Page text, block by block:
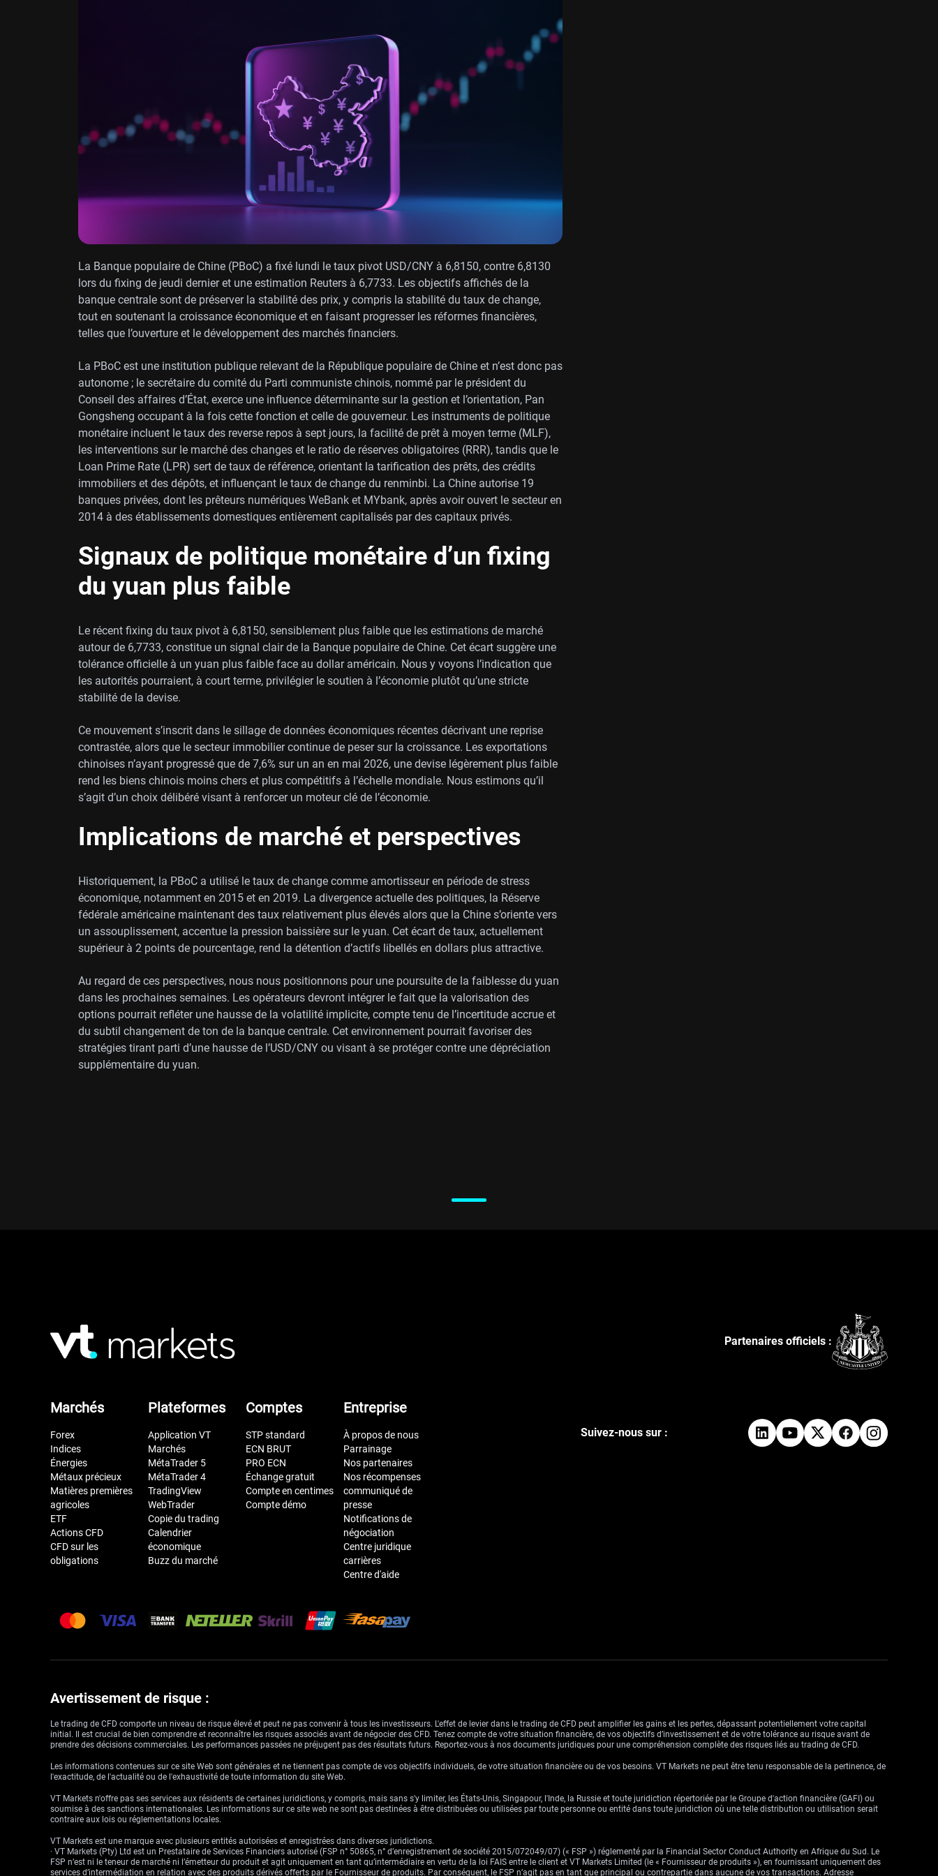
La Banque populaire de Chine (PBoC) a fixé lundi le taux pivot USD/CNY à 6,8150, contre 6,8130
lors du fixing de jeudi dernier et une estimation Reuters à 6,7733. Les objectifs affichés de la
banque centrale sont de préserver la stabilité des prix, y compris la stabilité du taux de change,
tout en soutenant la croissance économique et en faisant progresser les réformes financières,
telles que l’ouverture et le développement des marchés financiers.
La PBoC est une institution publique relevant de la République populaire de Chine et n’est donc pas
autonome ; le secrétaire du comité du Parti communiste chinois, nommé par le président du
Conseil des affaires d’État, exerce une influence déterminante sur la gestion et l’orientation, Pan
Gongsheng occupant à la fois cette fonction et celle de gouverneur. Les instruments de politique
monétaire incluent le taux des reverse repos à sept jours, la facilité de prêt à moyen terme (MLF),
les interventions sur le marché des changes et le ratio de réserves obligatoires (RRR), tandis que le
Loan Prime Rate (LPR) sert de taux de référence, orientant la tarification des prêts, des crédits
immobiliers et des dépôts, et influençant le taux de change du renminbi. La Chine autorise 19
banques privées, dont les prêteurs numériques WeBank et MYbank, après avoir ouvert le secteur en
2014 à des établissements domestiques entièrement capitalisés par des capitaux privés.
Signaux de politique monétaire d’un fixing
du yuan plus faible
Le récent fixing du taux pivot à 6,8150, sensiblement plus faible que les estimations de marché
autour de 6,7733, constitue un signal clair de la Banque populaire de Chine. Cet écart suggère une
tolérance officielle à un yuan plus faible face au dollar américain. Nous y voyons l’indication que
les autorités pourraient, à court terme, privilégier le soutien à l’économie plutôt qu’une stricte
stabilité de la devise.
Ce mouvement s’inscrit dans le sillage de données économiques récentes décrivant une reprise
contrastée, alors que le secteur immobilier continue de peser sur la croissance. Les exportations
chinoises n’ayant progressé que de 7,6% sur un an en mai 2026, une devise légèrement plus faible
rend les biens chinois moins chers et plus compétitifs à l’échelle mondiale. Nous estimons qu’il
s’agit d’un choix délibéré visant à renforcer un moteur clé de l’économie.
Implications de marché et perspectives
Historiquement, la PBoC a utilisé le taux de change comme amortisseur en période de stress
économique, notamment en 2015 et en 2019. La divergence actuelle des politiques, la Réserve
fédérale américaine maintenant des taux relativement plus élevés alors que la Chine s’oriente vers
un assouplissement, accentue la pression baissière sur le yuan. Cet écart de taux, actuellement
supérieur à 2 points de pourcentage, rend la détention d’actifs libellés en dollars plus attractive.
Au regard de ces perspectives, nous nous positionnons pour une poursuite de la faiblesse du yuan
dans les prochaines semaines. Les opérateurs devront intégrer le fait que la valorisation des
options pourrait refléter une hausse de la volatilité implicite, compte tenu de l’incertitude accrue et
du subtil changement de ton de la banque centrale. Cet environnement pourrait favoriser des
stratégies tirant parti d’une hausse de l’USD/CNY ou visant à se protéger contre une dépréciation
supplémentaire du yuan.
Partenaires officiels :
Marchés
Forex
Indices
Énergies
Métaux précieux
Matières premières
agricoles
ETF
Actions CFD
CFD sur les
obligations
Plateformes
Application VT
Marchés
MétaTrader 5
MétaTrader 4
TradingView
WebTrader
Copie du trading
Calendrier
économique
Buzz du marché
Comptes
STP standard
ECN BRUT
PRO ECN
Échange gratuit
Compte en centimes
Compte démo
Entreprise
À propos de nous
Parrainage
Nos partenaires
Nos récompenses
communiqué de
presse
Notifications de
négociation
Centre juridique
carrières
Centre d'aide
Suivez-nous sur :
Avertissement de risque :
Le trading de CFD comporte un niveau de risque élevé et peut ne pas convenir à tous les investisseurs. L'effet de levier dans le trading de CFD peut amplifier les gains et les pertes, dépassant potentiellement votre capital
initial. Il est crucial de bien comprendre et reconnaître les risques associés avant de négocier des CFD. Tenez compte de votre situation financière, de vos objectifs d’investissement et de votre tolérance au risque avant de
prendre des décisions commerciales. Les performances passées ne préjugent pas des résultats futurs. Reportez-vous à nos documents juridiques pour une compréhension complète des risques liés au trading de CFD.
Les informations contenues sur ce site Web sont générales et ne tiennent pas compte de vos objectifs individuels, de votre situation financière ou de vos besoins. VT Markets ne peut être tenu responsable de la pertinence, de
l'exactitude, de l'actualité ou de l'exhaustivité de toute information du site Web.
VT Markets n'offre pas ses services aux résidents de certaines juridictions, y compris, mais sans s'y limiter, les États-Unis, Singapour, l'Inde, la Russie et toute juridiction répertoriée par le Groupe d'action financière (GAFI) ou
soumise à des sanctions internationales. Les informations sur ce site web ne sont pas destinées à être distribuées ou utilisées par toute personne ou entité dans toute juridiction où une telle distribution ou utilisation serait
contraire aux lois ou réglementations locales.
VT Markets est une marque avec plusieurs entités autorisées et enregistrées dans diverses juridictions.
· VT Markets (Pty) Ltd est un Prestataire de Services Financiers autorisé (FSP n° 50865, n° d’enregistrement de société 2015/072049/07) (« FSP ») réglementé par la Financial Sector Conduct Authority en Afrique du Sud. Le
FSP n’est ni le teneur de marché ni l’émetteur du produit et agit uniquement en tant qu’intermédiaire en vertu de la loi FAIS entre le client et VT Markets Limited (le « Fournisseur de produits »), en fournissant uniquement des
services d’intermédiation en relation avec des produits dérivés offerts par le Fournisseur de produits. Par conséquent, le FSP n’agit pas en tant que principal ou contrepartie dans aucune de vos transactions. Adresse